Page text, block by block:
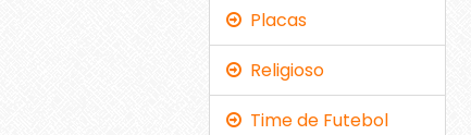
Placas
Religioso
Time de Futebol